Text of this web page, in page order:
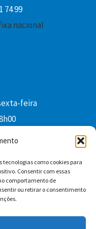
tecnologias como cookies para
Consentir com essas
comportamento de
ou retirar o consentimento
74 99
nacional
feira
Whatsapp
Venda